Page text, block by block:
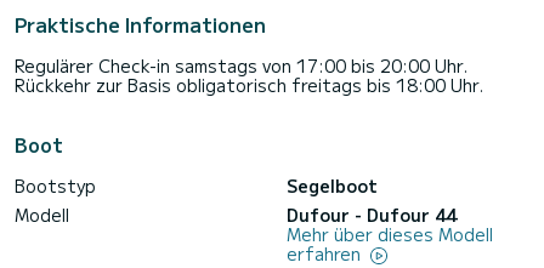
Praktische Informationen
Regulärer Check-in samstags von 17:00 bis 20:00 Uhr.
Rückkehr zur Basis obligatorisch freitags bis 18:00 Uhr.
Boot
Bootstyp
Segelboot
Modell
Dufour - Dufour 44
Mehr über dieses Modell
erfahren